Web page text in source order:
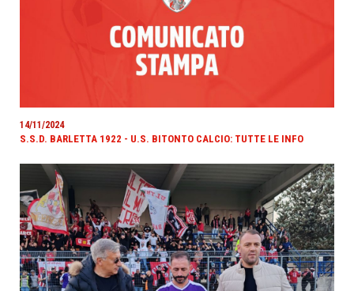
14/11/2024
S.S.D. BARLETTA 1922 - U.S. BITONTO CALCIO: TUTTE LE INFO